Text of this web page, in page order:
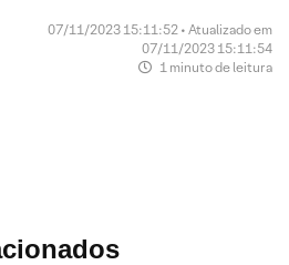
07/11/2023 15:11:52 • Atualizado em
07/11/2023 15:11:54
1 minuto de leitura